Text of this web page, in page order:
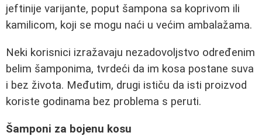
jeftinije varijante, poput šampona sa koprivom ili
kamilicom, koji se mogu naći u većim ambalažama.
Neki korisnici izražavaju nezadovoljstvo određenim
belim šamponima, tvrdeći da im kosa postane suva
i bez života. Međutim, drugi ističu da isti proizvod
koriste godinama bez problema s peruti.
Šamponi za bojenu kosu